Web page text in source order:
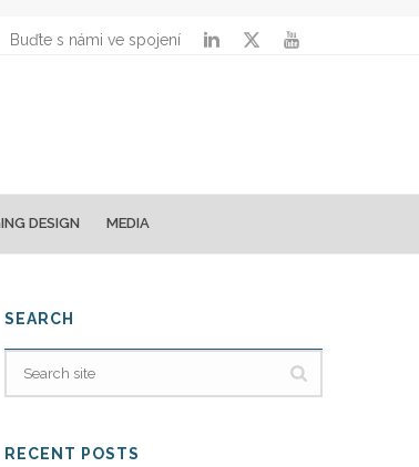
Buďte s námi ve spojení
DESIGN MEDIA
SEARCH
RECENT POSTS